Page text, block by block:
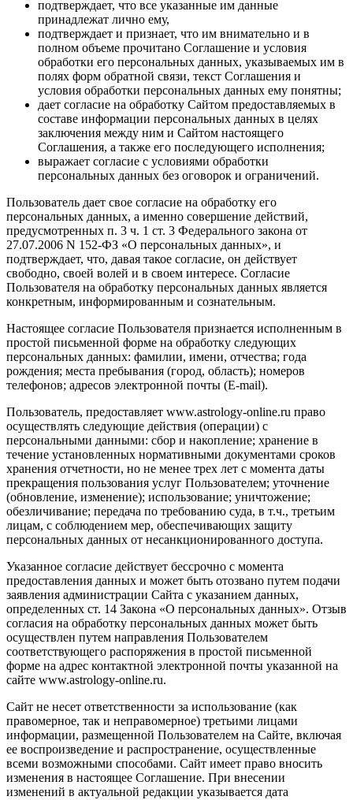
подтверждает, что все указанные им данные
принадлежат лично ему,
подтверждает и признает, что им внимательно и в
полном объеме прочитано Соглашение и условия
обработки его персональных данных, указываемых им в
полях форм обратной связи, текст Соглашения и
условия обработки персональных данных ему понятны;
дает согласие на обработку Сайтом предоставляемых в
составе информации персональных данных в целях
заключения между ним и Сайтом настоящего
Соглашения, а также его последующего исполнения;
выражает согласие с условиями обработки
персональных данных без оговорок и ограничений.
Пользователь дает свое согласие на обработку его
персональных данных, а именно совершение действий,
предусмотренных п. 3 ч. 1 ст. 3 Федерального закона от
27.07.2006 N 152-ФЗ «О персональных данных», и
подтверждает, что, давая такое согласие, он действует
свободно, своей волей и в своем интересе. Согласие
Пользователя на обработку персональных данных является
конкретным, информированным и сознательным.
Настоящее согласие Пользователя признается исполненным в
простой письменной форме на обработку следующих
персональных данных: фамилии, имени, отчества; года
рождения; места пребывания (город, область); номеров
телефонов; адресов электронной почты (E-mail).
Пользователь, предоставляет www.astrology-online.ru право
осуществлять следующие действия (операции) с
персональными данными: сбор и накопление; хранение в
течение установленных нормативными документами сроков
хранения отчетности, но не менее трех лет с момента даты
прекращения пользования услуг Пользователем; уточнение
(обновление, изменение); использование; уничтожение;
обезличивание; передача по требованию суда, в т.ч., третьим
лицам, с соблюдением мер, обеспечивающих защиту
персональных данных от несанкционированного доступа.
Указанное согласие действует бессрочно с момента
предоставления данных и может быть отозвано путем подачи
заявления администрации Сайта с указанием данных,
определенных ст. 14 Закона «О персональных данных». Отзыв
согласия на обработку персональных данных может быть
осуществлен путем направления Пользователем
соответствующего распоряжения в простой письменной
форме на адрес контактной электронной почты указанной на
сайте www.astrology-online.ru.
Сайт не несет ответственности за использование (как
правомерное, так и неправомерное) третьими лицами
информации, размещенной Пользователем на Сайте, включая
ее воспроизведение и распространение, осуществленные
всеми возможными способами. Сайт имеет право вносить
изменения в настоящее Соглашение. При внесении
изменений в актуальной редакции указывается дата